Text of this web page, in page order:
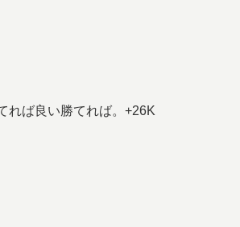
れば良い勝てれば。+26K